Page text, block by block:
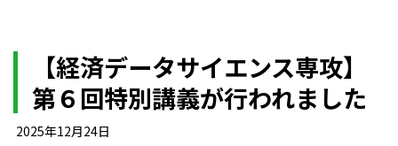
【経済データサイエンス専攻】
第６回特別講義が行われました
2025年12月24日